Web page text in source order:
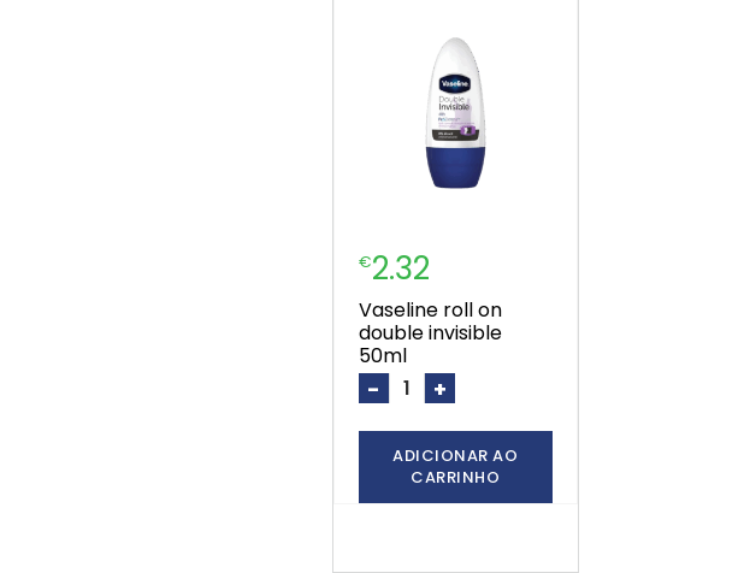
€2.32
vaseline roll on
double invisible
50ml
- +
ADICIONAR AO
CARRINHO